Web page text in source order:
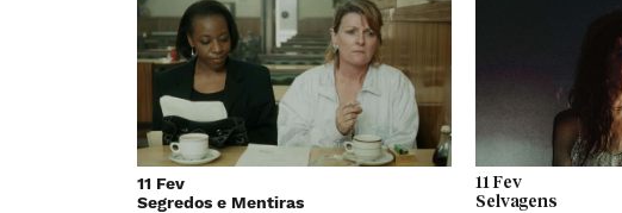
11 Fev
Segredos e Mentiras
11 Fev
Selvagens